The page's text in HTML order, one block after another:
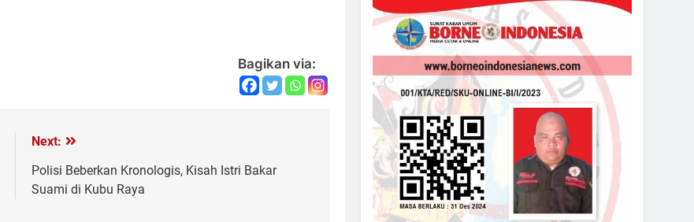
Bagikan via:
Next:
Polisi Beberkan Kronologis, Kisah Istri Bakar
Suami di Kubu Raya